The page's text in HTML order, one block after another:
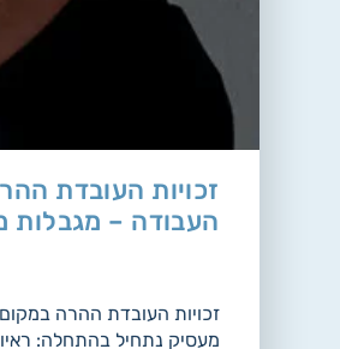
זכויות העובדת
העבודה – מגבלות
זכויות העובדת ההרה
מעסיק נתחיל בהתחלה: